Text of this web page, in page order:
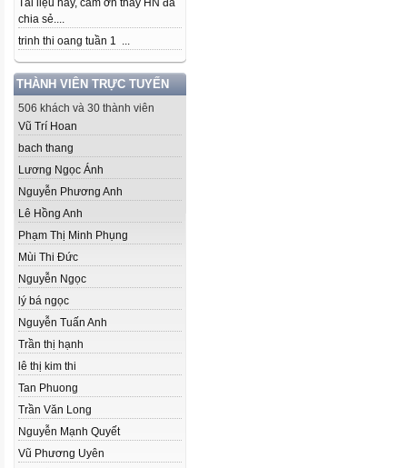
Tài liệu hay, cảm ơn thầy HN đã
chia sẻ....
trinh thi oang tuần 1 ...
THÀNH VIÊN TRỰC TUYẾN
506 khách và 30 thành viên
Vũ Trí Hoan
bach thang
Lương Ngọc Ánh
Nguyễn Phương Anh
Lê Hồng Anh
Phạm Thị Minh Phụng
Mùi Thi Đức
Nguyễn Ngọc
lý bá ngọc
Nguyễn Tuấn Anh
Trần thị hạnh
lê thị kim thi
Tan Phuong
Trần Văn Long
Nguyễn Mạnh Quyết
Vũ Phương Uyên